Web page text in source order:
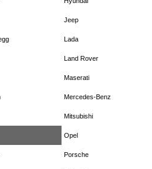
Jeep
Lada
Land Rover
Maserati
Mercedes-Benz
Mitsubishi
Opel
Porsche